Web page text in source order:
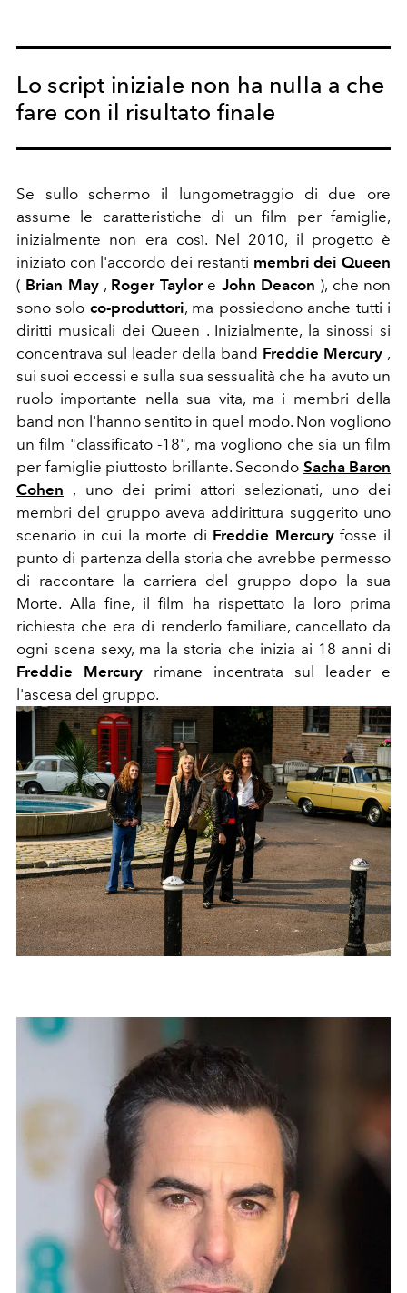
Lo script iniziale non ha nulla a che
fare con il risultato finale
Se sullo schermo il lungometraggio di due ore
assume le caratteristiche di un film per famiglie,
inizialmente non era così. Nel 2010, il progetto è
iniziato con l'accordo dei restanti membri dei Queen
( Brian May, Roger Taylore John Deacon ), che non
sono solo co-produttori, ma possiedono anche tutti i
diritti musicali dei Queen . Inizialmente, la sinossi si
concentrava sul leader della band Freddie Mercury ,
sui suoi eccessi e sulla sua sessualità che ha avuto un
ruolo importante nella sua vita, ma i membri della
band non l'hanno sentito in quel modo. Non vogliono
un film "classificato -18", ma vogliono che sia un film
per famiglie piuttosto brillante. Secondo Sacha Baron
Cohen , uno dei primi attori selezionati, uno dei
membri del gruppo aveva addirittura suggerito uno
scenario in cui la morte di Freddie Mercuryfosse il
punto di partenza della storia che avrebbe permesso
di raccontare la carriera del gruppo dopo la sua
Morte. Alla fine, il film ha rispettato la loro prima
richiesta che era di renderlo familiare, cancellato da
ogni scena sexy, ma la storia che inizia ai 18 anni di
Freddie Mercury rimane incentrata sul leader e
l'ascesa del gruppo.